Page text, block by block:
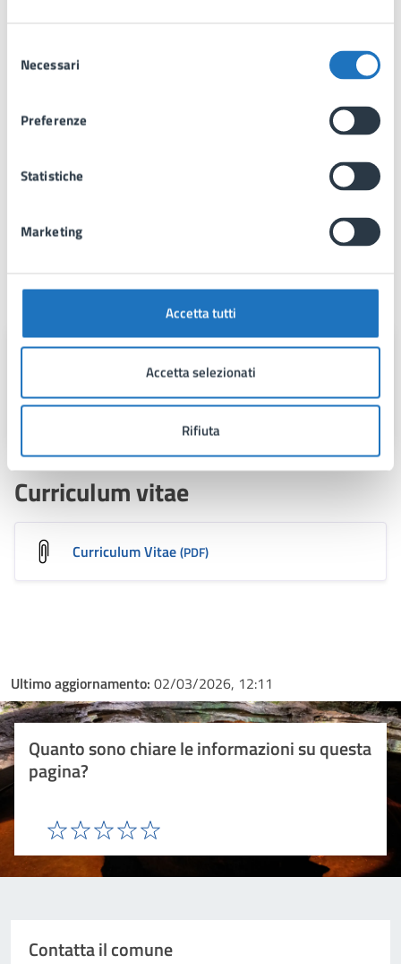
delNecessari
Preferenze
Statistiche
Marketing
Accetta tutti
Accetta selezionati
Rifiuta
presentare a fine anno una relazione
predisporre la relazione di programmazione e
artistiche della Scuola Musicale Comunale “Città
altri compiti connessi con la direzione artistico -
didattica della Scuola.
Contatti
Telefono:0999702111
Curriculum vitae
Curriculum Vitae(PDF)
Ultimo aggiornamento: 02/03/2026, 12:11
Quanto sono chiare le informazioni su questa
pagina?
Valuta 5 stelle su 5
Valuta 4 stelle su 5
Valuta 3 stelle su 5
Valuta 2 stelle su 5
Valuta 1 stelle su 5
Contatta il comune